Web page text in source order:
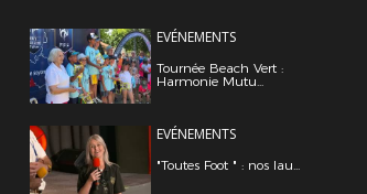
EVÉNEMENTS
Tournée Beach Vert :
Harmonie Mutu...
EVÉNEMENTS
"Toutes Foot " : nos lau...